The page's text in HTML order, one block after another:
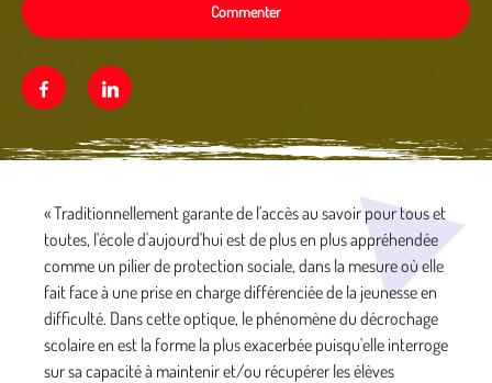
Commenter
FacebookLinkedin
« Traditionnellement garante de l'accès au savoir pour tous et
toutes, l'école d'aujourd'hui est de plus en plus appréhendée
comme un pilier de protection sociale, dans la mesure où elle
fait face à une prise en charge différenciée de la jeunesse en
difficulté. Dans cette optique, le phénomène du décrochage
scolaire en est la forme la plus exacerbée puisqu'elle interroge
sur sa capacité à maintenir et/ou récupérer les élèves